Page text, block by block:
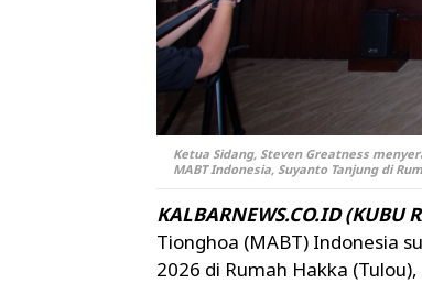
Ketua Sidang, Steven Greatness
MABT Indonesia, Suyanto Tanjung di
KALBARNEWS.CO.ID (KUBU
Tionghoa (MABT) Indonesia
2026 di Rumah Hakka